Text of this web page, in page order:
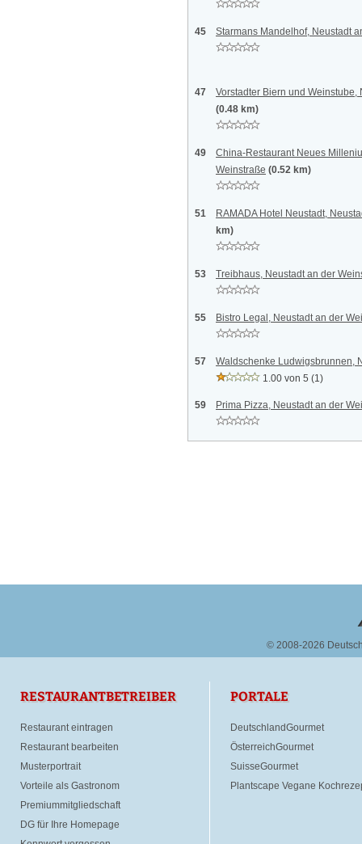
45 Starmans Mandelhof, Neustadt
47
Vorstadter Biern und
(0.48 km)
49
China-Restaurant Neues
Weinstraße (0.52 km)
51
RAMADA Hotel Neustadt,
km)
53 Treibhaus, Neustadt an der
55 Bistro Legal, Neustadt an der
57
Waldschenke Ludwigsbrunnen,
1.00 von 5 (1)
59 Prima Pizza, Neustadt an der
© 2008-2026
RESTAURANTBETREIBER
Restaurant eintragen
Restaurant bearbeiten
Musterportrait
Vorteile als Gastronom
Premiummitgliedschaft
DG für Ihre Homepage
PORTALE
DeutschlandGourmet
ÖsterreichGourmet
SuisseGourmet
Plantscape Vegane